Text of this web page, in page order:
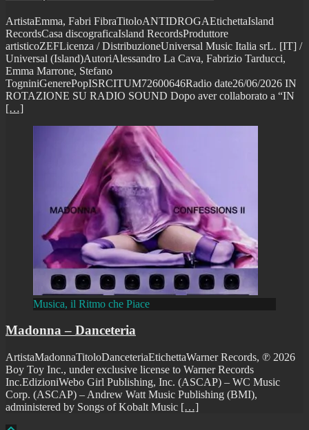
ArtistaEmma, Fabri FibraTitoloANTIDROGAEtichettaIsland
RecordsCasa discograficaIsland RecordsProduttore
artisticoZEFLicenza / DistribuzioneUniversal Music Italia srL. [IT] /
Universal (Island)AutoriAlessandro La Cava, Fabrizio Tarducci,
Emma Marrone, Stefano
TogniniGenerePopISRCITUM72600646Radio date26/06/2026 IN
ROTAZIONE SU RADIO SOUND Dopo aver collaborato a “IN
[…]
Musica, il Ritmo che Piace
Madonna – Danceteria
ArtistaMadonnaTitoloDanceteriaEtichettaWarner Records, ℗ 2026
Boy Toy Inc., under exclusive license to Warner Records
Inc.EdizioniWebo Girl Publishing, Inc. (ASCAP) – WC Music
Corp. (ASCAP) – Andrew Watt Music Publishing (BMI),
administered by Songs of Kobalt Music […]